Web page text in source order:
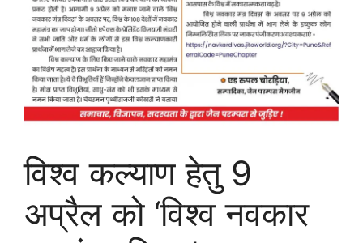
विश्व कल्याण हेतु 9
अप्रैल को ‘विश्व नवकार